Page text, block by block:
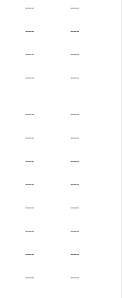
---
---
---
---
---
---
--- ---
---
---
---
---
---
---
---
---
---
---
---
---
---
---
--- ---